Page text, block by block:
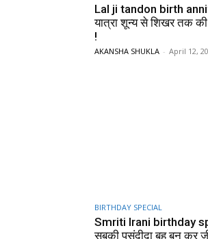
Lal ji tandon birth
यात्रा शून्य से शिखर तक की
!
AKANSHA SHUKLA - April 12,
BIRTHDAY SPECIAL
Smriti Irani birthday
सबकी पसंदीदा बहु बन कर